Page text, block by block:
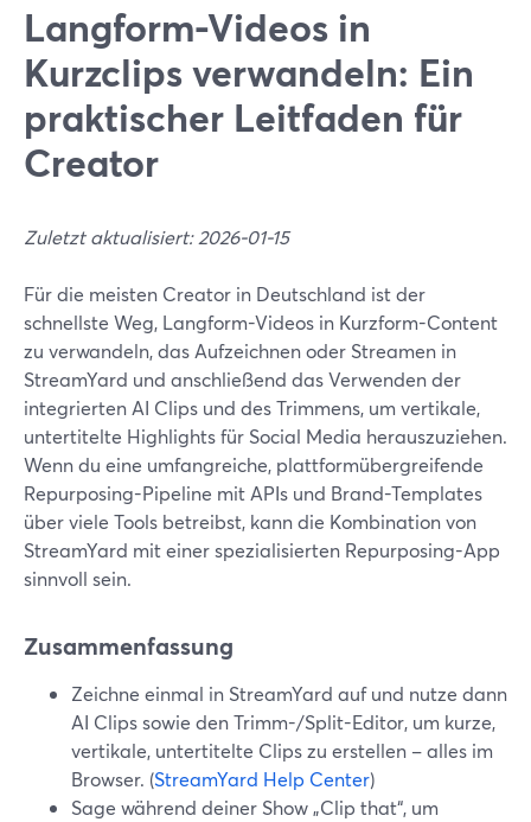
Langform-Videos in
Kurzclips verwandeln: Ein
praktischer Leitfaden für
Creator
Zuletzt aktualisiert: 2026-01-15
Für die meisten Creator in Deutschland ist der
schnellste Weg, Langform-Videos in Kurzform-Content
zu verwandeln, das Aufzeichnen oder Streamen in
StreamYard und anschließend das Verwenden der
integrierten AI Clips und des Trimmens, um vertikale,
untertitelte Highlights für Social Media herauszuziehen.
Wenn du eine umfangreiche, plattformübergreifende
Repurposing-Pipeline mit APIs und Brand-Templates
über viele Tools betreibst, kann die Kombination von
StreamYard mit einer spezialisierten Repurposing-App
sinnvoll sein.
Zusammenfassung
Zeichne einmal in StreamYard auf und nutze dann
AI Clips sowie den Trimm-/Split-Editor, um kurze,
vertikale, untertitelte Clips zu erstellen – alles im
Browser. (StreamYard Help Center)
Sage während deiner Show „Clip that“, um